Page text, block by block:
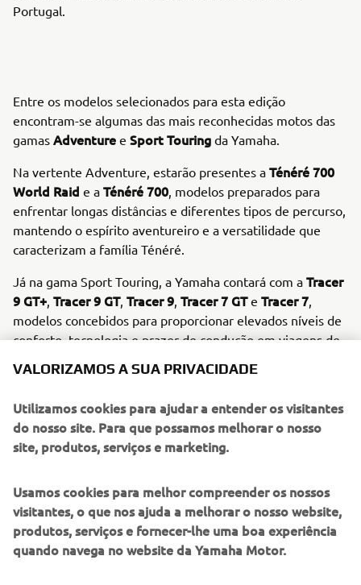
Portugal.
Entre os modelos selecionados para esta edição
encontram-se algumas das mais reconhecidas motos das
gamas Adventure e Sport Touring da Yamaha.
Na vertente Adventure, estarão presentes a Ténéré 700
World Raid e a Ténéré 700 , modelos preparados para
enfrentar longas distâncias e diferentes tipos de percurso,
mantendo o espírito aventureiro e a versatilidade que
caracterizam a família Ténéré.
Já na gama Sport Touring, a Yamaha contará com a Tracer
9 GT+ Tracer 9 GT, Tracer 9 Tracer 7 GTe Tracer 7
modelos concebidos para proporcionar elevados níveis de
conforto, tecnologia e prazer de condução em viagens de
reforça o compromisso da marca com o universo do
mototurismo, da aventura e da mobilidade em duas rodas,
contribuindo ativamente para o sucesso de um dos
VALORIZAMOS A SUA PRIVACIDADE
Utilizamos cookies para ajudar a entender os visitantes
do nosso site. Para que possamos melhorar o nosso
site, produtos, serviços e marketing.
Usamos cookies para melhor compreender os nossos
visitantes, o que nos ajuda a melhorar o nosso website,
produtos, serviços e fornecer-lhe uma boa experiência
quando navega no website da Yamaha Motor.